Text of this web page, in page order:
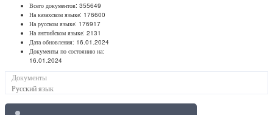
Всего документов: 355649
На казахском языке: 176600
На русском языке: 176917
На английском языке: 2131
Дата обновления: 16.01.2024
Документы по состоянию на:
16.01.2024
Документы
Русский язык